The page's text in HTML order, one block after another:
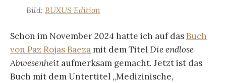
Bild: BUXUS Edition
Schon im November 2024 hatte ich auf das Buch
von Paz Rojas Baeza mit dem TitelDie endlose
Abwesenheit aufmerksam gemacht. Jetzt ist das
Buch mit dem Untertitel „Medizinische,